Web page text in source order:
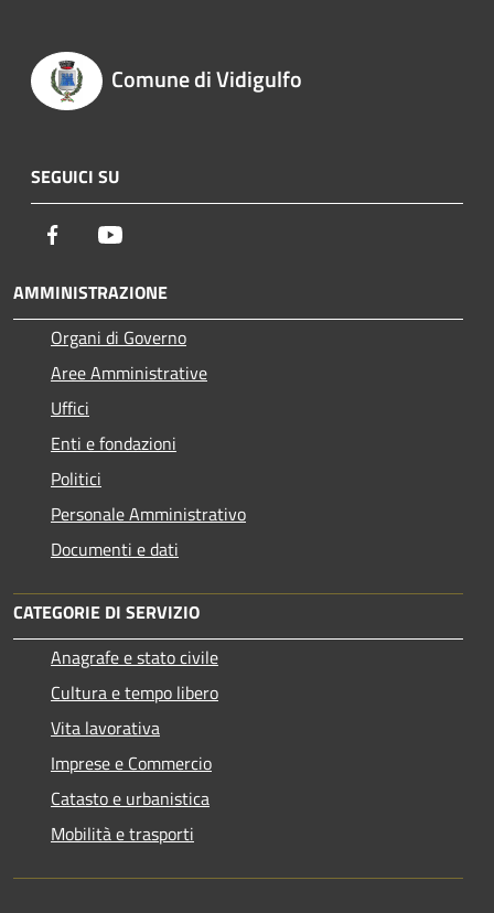
Comune di Vidigulfo
SEGUICI SU
Facebook
AMMINISTRAZIONE
Organi di Governo
Aree Amministrative
Uffici
Enti e fondazioni
Politici
Personale Amministrativo
Documenti e dati
CATEGORIE DI SERVIZIO
Anagrafe e stato civile
Cultura e tempo libero
Vita lavorativa
Imprese e Commercio
Catasto e urbanistica
Mobilità e trasporti